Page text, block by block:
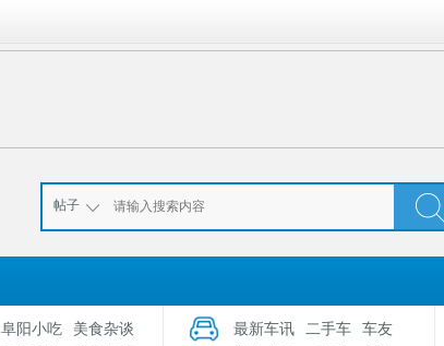
帖子
阜阳小吃
美食杂谈
最新车讯 二手车
车友